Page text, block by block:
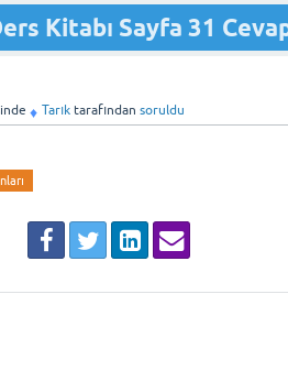
Kitabı Sayfa 31
♦ Tarık tarafından soruldu